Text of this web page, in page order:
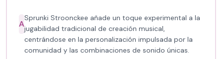
A
Sprunki Stroonckee añade un toque experimental a la
jugabilidad tradicional de creación musical,
centrándose en la personalización impulsada por la
comunidad y las combinaciones de sonido únicas.